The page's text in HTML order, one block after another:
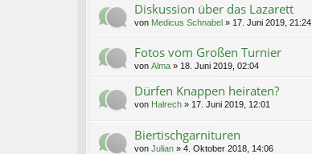
Diskussion über das Lazarett
von Medicus Schnabel » 17. Juni 2019, 21:24
Fotos vom Großen Turnier
von Alma » 18. Juni 2019, 02:04
Dürfen Knappen heiraten?
von Halrech » 17. Juni 2019, 12:01
Biertischgarnituren
von Julian » 4. Oktober 2018, 14:06